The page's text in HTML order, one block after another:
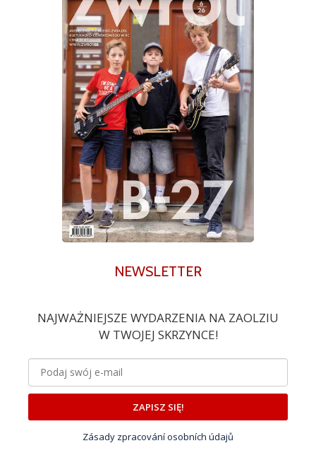
NEWSLETTER
NAJWAŻNIEJSZE WYDARZENIA NA ZAOLZIU
W TWOJEJ SKRZYNCE!
ZAPISZ SIĘ!
Zásady zpracování osobních údajů